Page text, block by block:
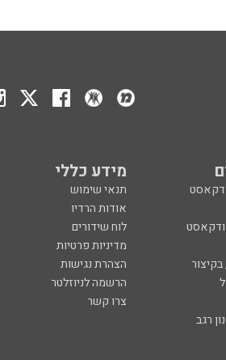
מידע כללי
תנאי שימוש
אודות הרדיו
לוח שידורים
מדיניות פרטיות
הצהרת נגישות
הרשמה לניוזלטר
צרו קשר
רגב